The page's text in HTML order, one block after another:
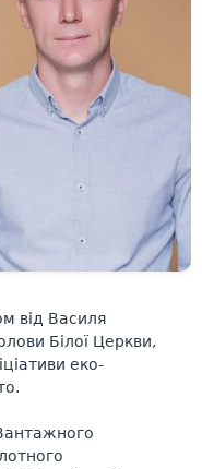
від Василя
Білої Церкви,
еко-